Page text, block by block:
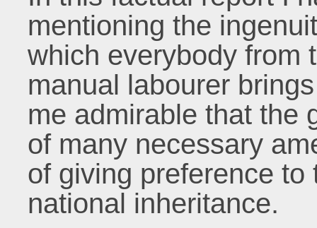
mentioning the
which everybody from
manual labourer
me admirable that the
of many necessary
of giving preference
national inheritance.